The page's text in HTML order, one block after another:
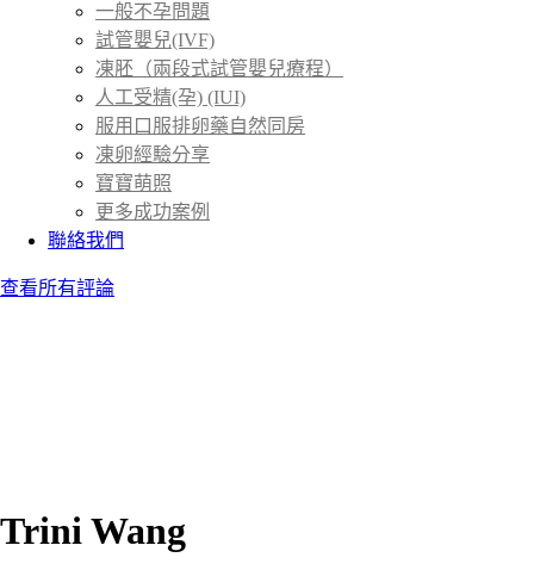
一般不孕問題
試管嬰兒(IVF)
凍胚（兩段式試管嬰兒療程）
人工受精(孕) (IUI)
服用口服排卵藥自然同房
凍卵經驗分享
寶寶萌照
更多成功案例
聯絡我們
查看所有評論
Trini Wang